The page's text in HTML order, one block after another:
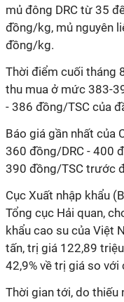
mủ đông DRC từ 35
đồng/kg, mủ nguyên
đồng/kg.
Thời điểm cuối tháng
thu mua ở mức 383-
- 386 đồng/TSC của
Báo giá gần nhất của
360 đồng/DRC - 400
390 đồng/TSC trước
Cục Xuất nhập khẩu
Tổng cục Hải quan,
khẩu cao su của Việt
tấn, trị giá 122,89
42,9% về trị giá so
Thời gian tới, do thiếu